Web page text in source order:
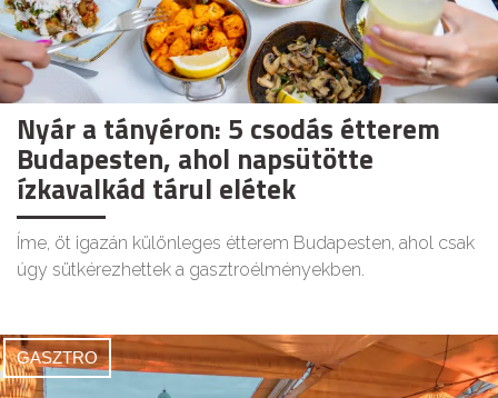
Nyár a tányéron: 5 csodás étterem
Budapesten, ahol napsütötte
ízkavalkád tárul elétek
Íme, öt igazán különleges étterem Budapesten, ahol csak
úgy sütkérezhettek a gasztroélményekben.
GASZTRO